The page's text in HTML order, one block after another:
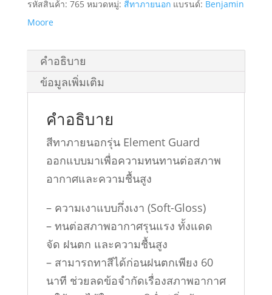
Element
Guard™
Paint
-
Soft
Gloss
รหัสสินค้า: 765 หมวดหมู่: สีทาภายนอก แบรนด์: Benjamin
Moore
คำอธิบาย
ข้อมูลเพิ่มเติม
คำอธิบาย
สีทาภายนอกรุ่น Element Guard
ออกแบบมาเพื่อความทนทานต่อสภาพ
อากาศและความชื้นสูง
– ความเงาแบบกึ่งเงา (Soft-Gloss)
– ทนต่อสภาพอากาศรุนแรง ทั้งแดด
จัด ฝนตก และความชื้นสูง
– สามารถทาสีได้ก่อนฝนตกเพียง 60
นาที ช่วยลดข้อจำกัดเรื่องสภาพอากาศ